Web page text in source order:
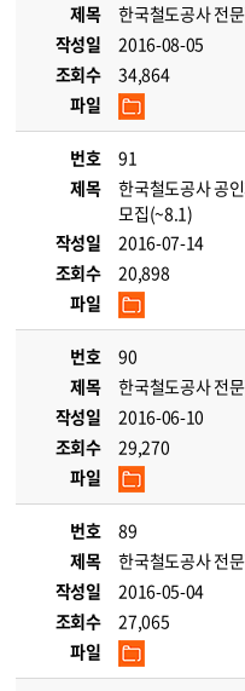
제목
한국철도공사 전
작성일
2016-08-05
조회수
34,864
파일
번호
91
제목
한국철도공사 공
모집(~8.1)
작성일
2016-07-14
조회수
20,898
파일
번호
90
제목
한국철도공사 전
작성일
2016-06-10
조회수
29,270
파일
번호
89
제목
한국철도공사 전
작성일
2016-05-04
조회수
27,065
파일